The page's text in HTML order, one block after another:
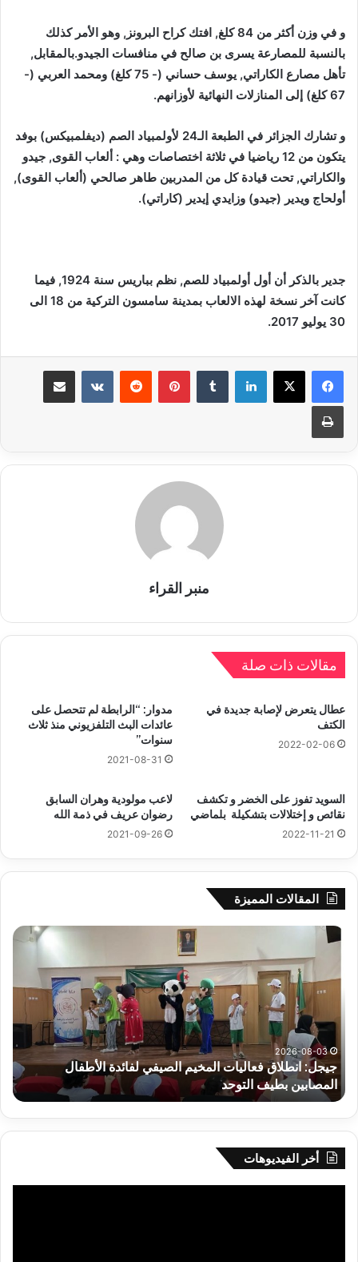
و في وزن أكثر من 84 كلغ, افتك كراح البرونز, وهو الأمر كذلك
بالنسبة للمصارعة يسرى بن صالح في منافسات الجيدو.بالمقابل,
تأهل مصارع الكاراتي, يوسف حساني (- 75 كلغ) ومحمد العربي (-
67 كلغ) إلى المنازلات النهائية لأوزانهم.
و تشارك الجزائر في الطبعة الـ24 لأولمبياد الصم (ديفلمبيكس) بوفد
يتكون من 12 رياضيا في ثلاثة اختصاصات وهي : ألعاب القوى, جيدو
والكاراتي, تحت قيادة كل من المدربين طاهر صالحي (ألعاب القوى),
أولحاج ويدير (جيدو) وزايدي إيدير (كاراتي).
جدير بالذكر أن أول أولمبياد للصم, نظم بباريس سنة 1924, فيما
كانت آخر نسخة لهذه الالعاب بمدينة سامسون التركية من 18 الى
30 يوليو 2017.
لينكدإن بينتيريست
طباعة
منبر القراء
مقالات ذات صلة
عطال يتعرض لإصابة جديدة في
الكتف
2022-02-06
مدوار: “الرابطة لم تتحصل على
عائدات البث التلفزيوني منذ ثلاث
سنوات”
2021-08-31
السويد تفوز على الخضر و تكشف
نقائص و إختلالات بتشكيلة بلماضي
2022-11-21
لاعب مولودية وهران السابق
رضوان عريف في ذمة الله
2021-09-26
المقالات المميزة
جيجل:
المخيم
لفائدة
الأطفال
المصابين
بطيف
التوحد
2026-08-03
جيجل: انطلاق فعاليات المخيم الصيفي لفائدة الأطفال
المصابين بطيف التوحد
أخر الفيديوهات